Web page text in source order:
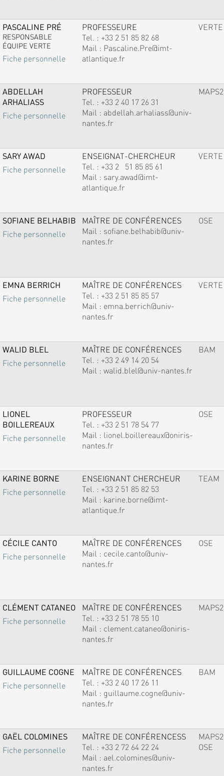
PASCALINE PRÉ
RESPONSABLE
ÉQUIPE VERTE
Fiche personnelle
PROFESSEURE
Tel. : +33 2 51 85 82 68
Mail : Pascaline.Pre@imt-
atlantique.fr
VERTE
ABDELLAH
ARHALIASS
Fiche personnelle
PROFESSEUR
Tel. : +33 2 40 17 26 31
Mail : abdellah.arhaliass@univ-
nantes.fr
MAPS2
SARY AWAD
Fiche personnelle
ENSEIGNAT-CHERCHEUR
Tel. : +33 2 51 85 85 61
Mail : sary.awad@imt-
atlantique.fr
VERTE
SOFIANE BELHABIB
Fiche personnelle
MAÎTRE DE CONFÉRENCES
Mail : sofiane.belhabib@univ-
nantes.fr
OSE
EMNA BERRICH
Fiche personnelle
MAÎTRE DE CONFÉRENCES
Tel. : +33 2 51 85 85 57
Mail : emna.berrich@univ-
nantes.fr
VERTE
WALID BLEL
Fiche personnelle
MAÎTRE DE CONFÉRENCES
Tel. : +33 2 49 14 20 54
Mail : walid.blel@univ-nantes.fr
BAM
LIONEL
BOILLEREAUX
Fiche personnelle
PROFESSEUR
Tel. : +33 2 51 78 54 77
Mail : lionel.boillereaux@oniris-
nantes.fr
OSE
KARINE BORNE
Fiche personnelle
ENSEIGNANT CHERCHEUR
Tel. : +33 2 51 85 82 53
Mail : karine.borne@imt-
atlantique.fr
TEAM
CÉCILE CANTO
Fiche personnelle
MAÎTRE DE CONFÉRENCES
Mail : cecile.canto@univ-
nantes.fr
OSE
CLÉMENT CATANEO
Fiche personnelle
MAÎTRE DE CONFÉRENCES
Tel. : +33 2 51 78 55 10
Mail : clement.cataneo@oniris-
nantes.fr
MAPS2
GUILLAUME COGNE
Fiche personnelle
MAÎTRE DE CONFÉRENCES
Tel. : +33 2 40 17 26 11
Mail : guillaume.cogne@univ-
nantes.fr
BAM
GAËL COLOMINES
Fiche personnelle
MAÎTRE DE CONFÉRENCESS
Tel. : +33 2 72 64 22 24
Mail : ael.colomines@univ-
nantes.fr
MAPS2
OSE